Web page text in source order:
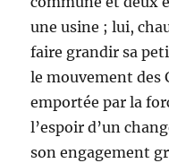
une usine ; lui,
faire grandir sa
le mouvement des
emportée par la
l’espoir d’un
son engagement